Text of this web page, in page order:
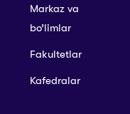
Markaz va
bo’limlar
Fakultetlar
Kafedralar